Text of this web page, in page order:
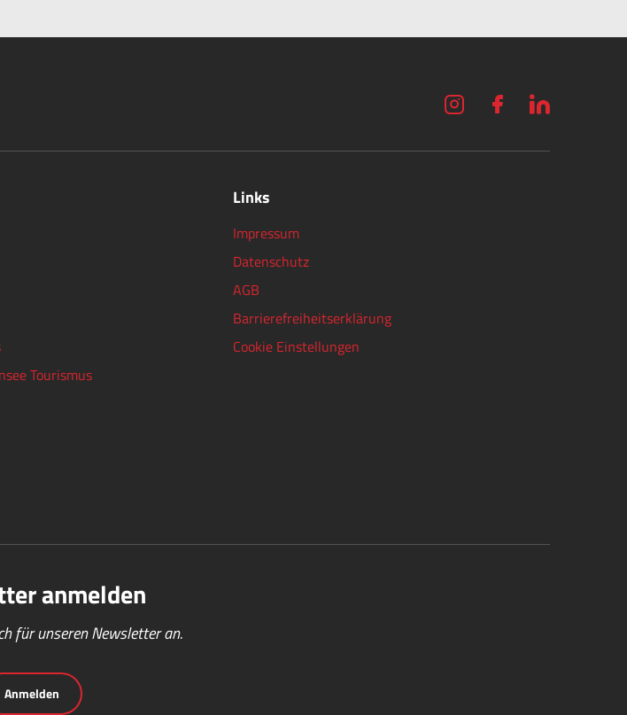
Tourismus
Links
Impressum
Datenschutz
AGB
Barrierefreiheitserklärung
Cookie Einstellungen
anmelden
für unseren Newsletter an.
Anmelden